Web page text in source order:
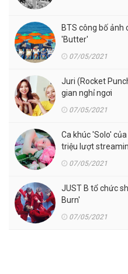
BTS công bố ảnh
'Butter'
07/05/2021
Juri (Rocket
gian nghỉ ngơi
07/05/2021
Ca khúc 'Solo'
triệu lượt
07/05/2021
JUST B tổ chức
Burn'
07/05/2021